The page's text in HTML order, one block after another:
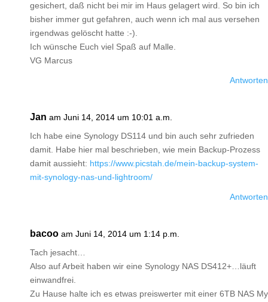
gesichert, daß nicht bei mir im Haus gelagert wird. So bin ich
bisher immer gut gefahren, auch wenn ich mal aus versehen
irgendwas gelöscht hatte :-).
Ich wünsche Euch viel Spaß auf Malle.
VG Marcus
Antworten
Jan am Juni 14, 2014 um 10:01 a.m.
Ich habe eine Synology DS114 und bin auch sehr zufrieden
damit. Habe hier mal beschrieben, wie mein Backup-Prozess
damit aussieht: https://www.picstah.de/mein-backup-system-
mit-synology-nas-und-lightroom/
Antworten
bacoo am Juni 14, 2014 um 1:14 p.m.
Tach jesacht…
Also auf Arbeit haben wir eine Synology NAS DS412+…läuft
einwandfrei.
Zu Hause halte ich es etwas preiswerter mit einer 6TB NAS My